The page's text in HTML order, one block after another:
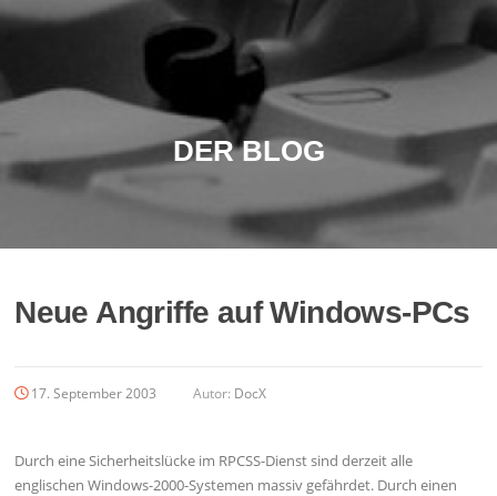
DER BLOG
Neue Angriffe auf Windows-PCs
17. September 2003 Autor: DocX
Durch eine Sicherheitslücke im RPCSS-Dienst sind derzeit alle
englischen Windows-2000-Systemen massiv gefährdet. Durch einen